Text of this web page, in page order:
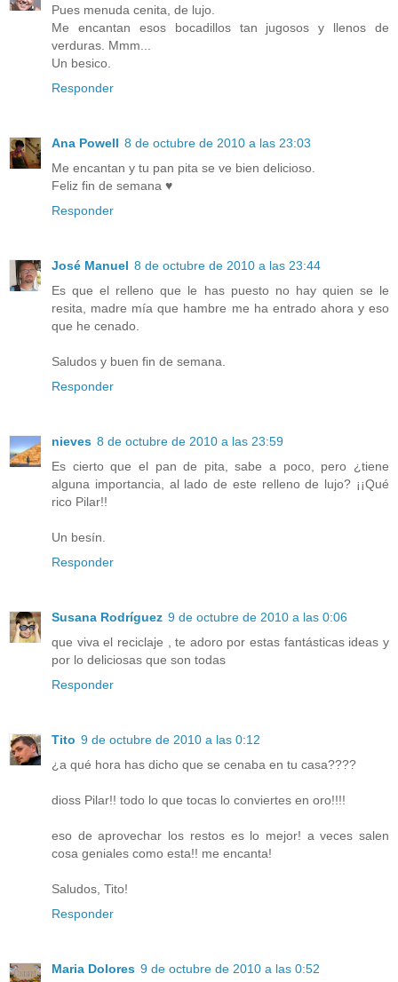
Pues menuda cenita, de lujo.
Me encantan esos bocadillos tan jugosos y llenos de
verduras. Mmm...
Un besico.
Responder
Ana Powell 8 de octubre de 2010 a las 23:03
Me encantan y tu pan pita se ve bien delicioso.
Feliz fin de semana ♥
Responder
José Manuel 8 de octubre de 2010 a las 23:44
Es que el relleno que le has puesto no hay quien se le
resita, madre mía que hambre me ha entrado ahora y eso
que he cenado.
Saludos y buen fin de semana.
Responder
nieves 8 de octubre de 2010 a las 23:59
Es cierto que el pan de pita, sabe a poco, pero ¿tiene
alguna importancia, al lado de este relleno de lujo? ¡¡Qué
rico Pilar!!
Un besín.
Responder
Susana Rodríguez 9 de octubre de 2010 a las 0:06
que viva el reciclaje , te adoro por estas fantásticas ideas y
por lo deliciosas que son todas
Responder
Tito 9 de octubre de 2010 a las 0:12
¿a qué hora has dicho que se cenaba en tu casa????
dioss Pilar!! todo lo que tocas lo conviertes en oro!!!!
eso de aprovechar los restos es lo mejor! a veces salen
cosa geniales como esta!! me encanta!
Saludos, Tito!
Responder
Maria Dolores 9 de octubre de 2010 a las 0:52